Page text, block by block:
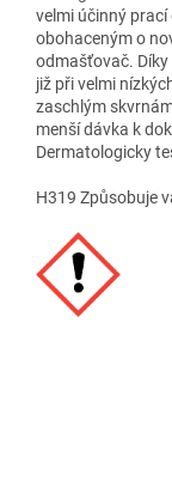
velmi účinný
obohaceným o
odmašťovač.
již při velmi
zaschlým
menší dávka k
Dermatologicky
H319 Způsobuje